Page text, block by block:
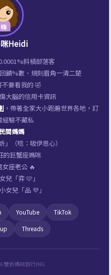
Heidi
斜槓部落客
饋%數、規則眉角一清二楚
要看我的 🤣
大腦的信用卡資訊
，帶著全家大小跑遍世界各地，訂
經驗不藏私
間媽媽
」（唸：吸伊恩心）
的巨蟹座媽咪
女座老公 🔥
兒「弈 🩷」
女兒「品 💜」
YouTube
TikTok
Threads
雙妡媽咪旅行ING